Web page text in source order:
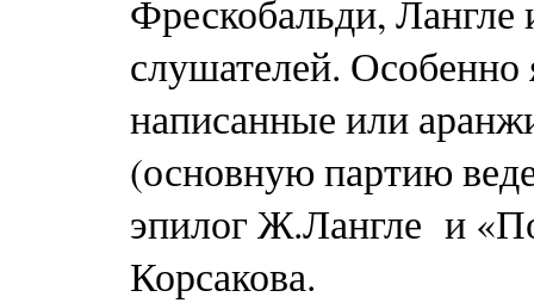
Фрескобальди, Лангле
слушателей. Особенно
написанные или
(основную партию
эпилог Ж.Лангле и
Корсакова.